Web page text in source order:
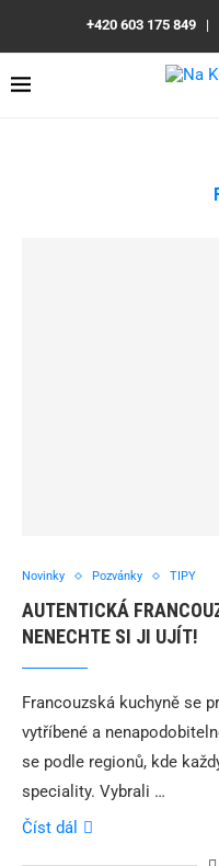
+420 603 175 849 |
Novinky Pozvánky TIPY
AUTENTICKÁ
NENECHTE SI JI UJÍT!
Francouzská kuchyně se
vytříbené a
se podle regionů, kde
speciality. Vybrali …
Číst dál